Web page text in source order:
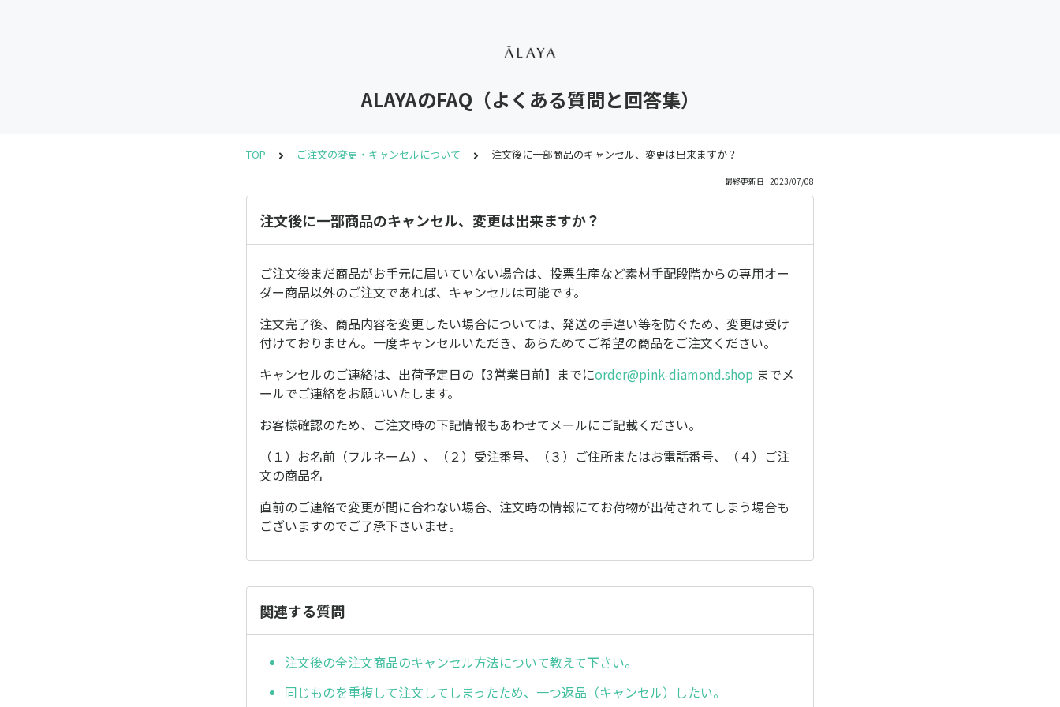
ALAYAのFAQ（よくある質問と回答集）
TOP ご注文の変更・キャンセルについて 注文後に一部商品のキャンセル、変更は出来ますか？
最終更新日 : 2023/07/08
注文後に一部商品のキャンセル、変更は出来ますか？
ご注文後まだ商品がお手元に届いていない場合は、投票生産など素材手配段階からの専用オー
ダー商品以外のご注文であれば、キャンセルは可能です。
注文完了後、商品内容を変更したい場合については、発送の手違い等を防ぐため、変更は受け
付けておりません。一度キャンセルいただき、あらためてご希望の商品をご注文ください。
キャンセルのご連絡は、出荷予定日の【3営業日前】までにorder@pink-diamond.shop までメ
ールでご連絡をお願いいたします。
お客様確認のため、ご注文時の下記情報もあわせてメールにご記載ください。
（１）お名前（フルネーム）、（２）受注番号、（３）ご住所またはお電話番号、（４）ご注
文の商品名
直前のご連絡で変更が間に合わない場合、注文時の情報にてお荷物が出荷されてしまう場合も
ございますのでご了承下さいませ。
関連する質問
注文後の全注文商品のキャンセル方法について教えて下さい。
同じものを重複して注文してしまったため、一つ返品（キャンセル）したい。